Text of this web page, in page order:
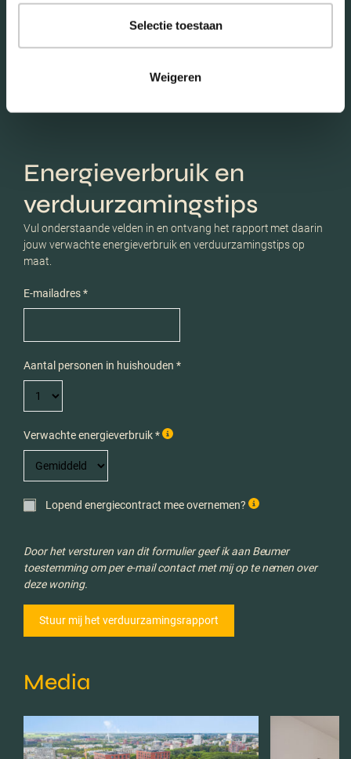
Selectie toestaan
Weigeren
Schaduwwijzer
Energieverbruik en
verduurzamingstips
Vul onderstaande velden in en ontvang het rapport met daarin
jouw verwachte energieverbruik en verduurzamingstips op
maat.
E-mailadres *
Aantal personen in huishouden *
Verwachte energieverbruik *
Lopend energiecontract mee overnemen?
Door het versturen van dit formulier geef ik aan Beumer
toestemming om per e-mail contact met mij op te nemen over
deze woning.
Media